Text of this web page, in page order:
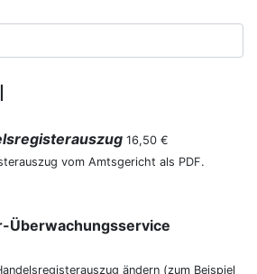
16,50 €
vom Amtsgericht als PDF.
Überwachungsservice
ändern (zum Beispiel